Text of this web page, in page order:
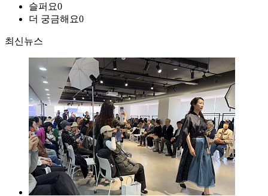
슬퍼요0
더 궁금해요0
최신뉴스